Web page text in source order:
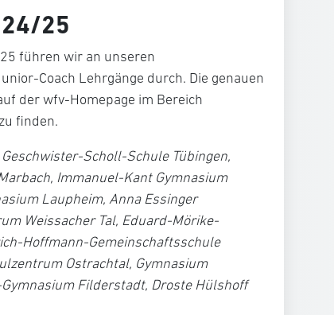
25
führen wir an unseren
Coach Lehrgänge durch. Die genauen
der wfv-Homepage im Bereich
finden.
Scholl-Schule Tübingen,
Immanuel-Kant Gymnasium
Laupheim, Anna Essinger
Weissacher Tal, Eduard-Mörike-
Hoffmann-Gemeinschaftsschule
Ostrachtal, Gymnasium
Filderstadt, Droste Hülshoff